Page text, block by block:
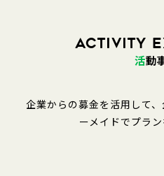
ACTIVITY
活動
企業からの募金を活用して
ーメイドでプラン